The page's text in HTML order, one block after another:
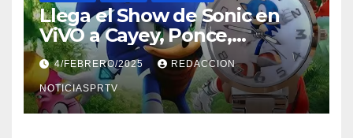
Llega el Show de Sonic en
ViVO a Cayey, Ponce,
Barceloneta y Humacao,
Relojes gratis para el que
compre ahora….
4/FEBRERO/2025 REDACCION
NOTICIASPRTV